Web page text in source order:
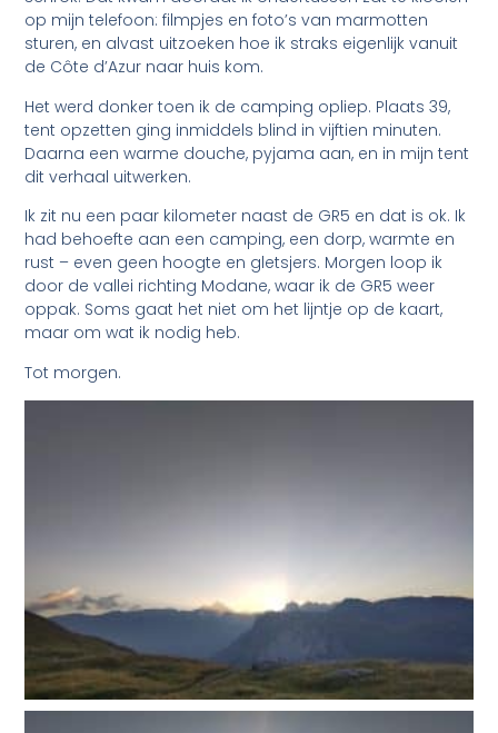
op mijn telefoon: filmpjes en foto’s van marmotten
sturen, en alvast uitzoeken hoe ik straks eigenlijk vanuit
de Côte d’Azur naar huis kom.
Het werd donker toen ik de camping opliep. Plaats 39,
tent opzetten ging inmiddels blind in vijftien minuten.
Daarna een warme douche, pyjama aan, en in mijn tent
dit verhaal uitwerken.
Ik zit nu een paar kilometer naast de GR5 en dat is ok. Ik
had behoefte aan een camping, een dorp, warmte en
rust – even geen hoogte en gletsjers. Morgen loop ik
door de vallei richting Modane, waar ik de GR5 weer
oppak. Soms gaat het niet om het lijntje op de kaart,
maar om wat ik nodig heb.
Tot morgen.